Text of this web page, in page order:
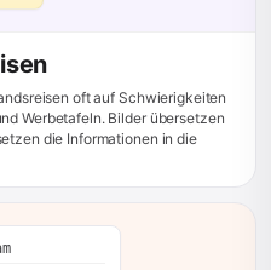
oft auf Schwierigkeiten
Werbetafeln. Bilder übersetzen
die Informationen in die